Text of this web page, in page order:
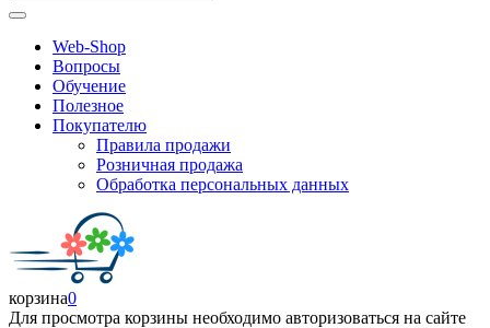
Web-Shop
Вопросы
Обучение
Полезное
Покупателю
Правила продажи
Розничная продажа
Обработка персональных данных
корзина0
Для просмотра корзины необходимо авторизоваться на сайте